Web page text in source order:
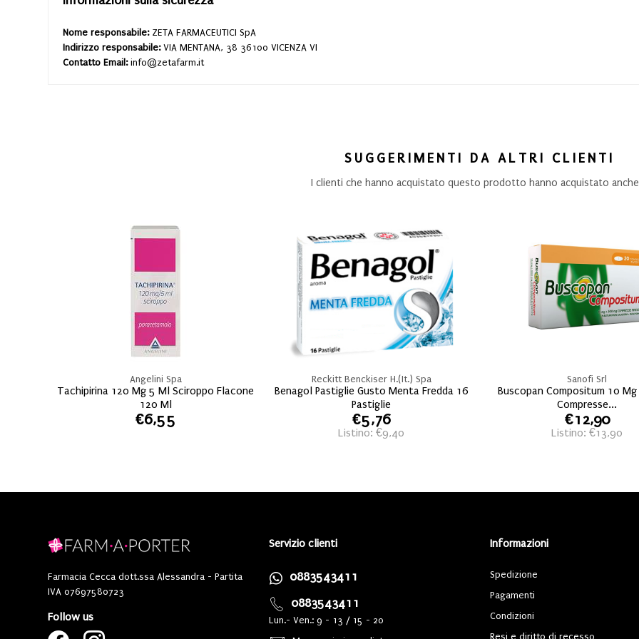
Nome responsabile: ZETA FARMACEUTICI SpA
Indirizzo responsabile: VIA MENTANA, 38 36100 VICENZA VI
Contatto Email: info@zetafarm.it
SUGGERIMENTI DA ALTRI CLIENTI
I clienti che hanno acquistato questo prodotto hanno acquistato
Angelini Spa
Tachipirina 120 Mg 5 Ml Sciroppo Flacone
120 Ml
€6,55
Reckitt Benckiser H.(It.) Spa
Benagol Pastiglie Gusto Menta Fredda 16
Pastiglie
€5,76
Listino: €9,40
Sanofi Srl
Buscopan Compositum 10
Compresse...
€12,90
Listino: €13,90
Farmacia Cecca dott.ssa Alessandra - Partita
IVA 07697580723
Follow us
Servizio clienti
0883543411
0883543411
Lun.- Ven.: 9 - 13 / 15 - 20
Informazioni
Spedizione
Pagamenti
Condizioni
Resi e diritto di recesso